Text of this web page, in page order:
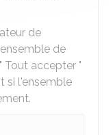
de
de
Tout accepter "
si l'ensemble